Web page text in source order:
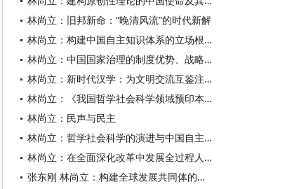
林尚立：旧邦新命：“晚清风流”的时代新解
林尚立：构建中国自主知识体系的立场根基使命
林尚立：中国国家治理的制度优势、战略格局与时空布局
林尚立：新时代汉学：为文明交流互鉴注入新活力
林尚立：《我国哲学社会科学领域预印本平台建设研究》序
林尚立：民声与民主
林尚立：哲学社会科学的演进与中国自主知识体系的构建
林尚立：在全面深化改革中发展全过程人民民主
张东刚 林尚立：构建全球发展共同体的理论价值和实践意义